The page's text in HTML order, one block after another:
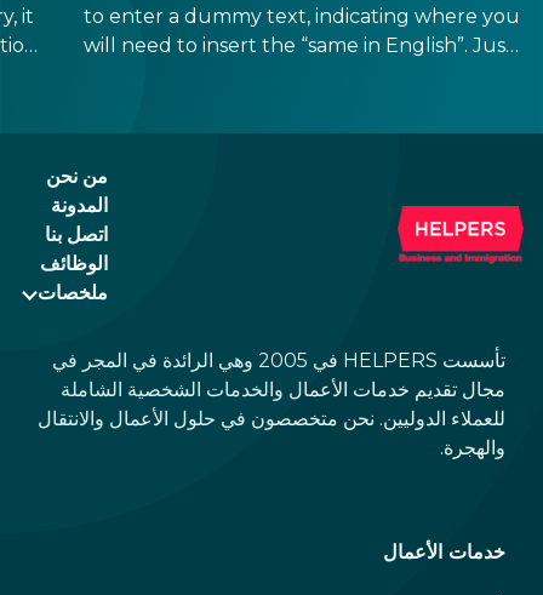
to enter a dummy text, indicating where you
will need to insert the “same in English”. Just
it
من نحن
المدونة
اتصل بنا
الوظائف
ملخصات
تأسست HELPERS في 2005 وهي الرائدة في المجر في
مجال تقديم خدمات الأعمال والخدمات الشخصية الشاملة
للعملاء الدوليين. نحن متخصصون في حلول الأعمال والانتقال
والهجرة.
خدمات الأعمال